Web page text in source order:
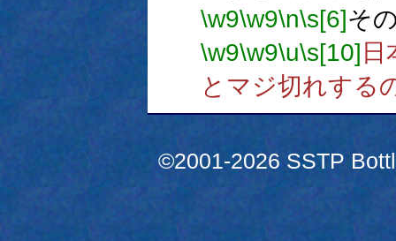
\w9\w9\n\s[6]そ
\w9\w9\u\s[10]
とマジ切れする
©2001-2026 SSTP